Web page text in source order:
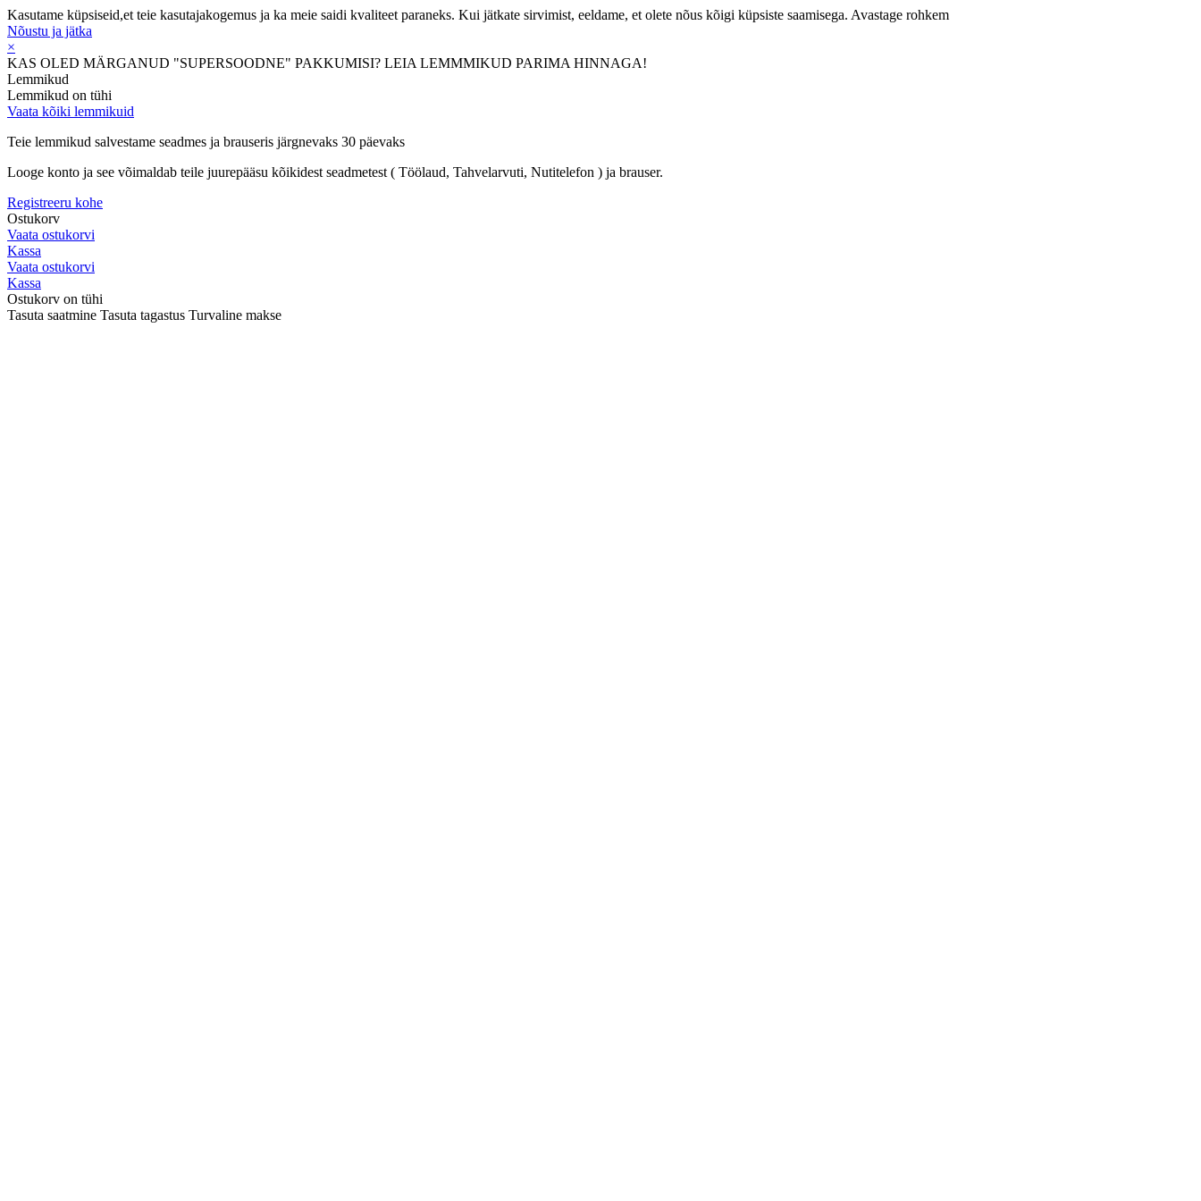
Kasutame küpsiseid,et teie kasutajakogemus ja ka meie saidi kvaliteet paraneks. Kui jätkate sirvimist, eeldame, et olete nõus kõigi küpsiste saamisega. Avastage rohkem
Nõustu ja jätka
×
KAS OLED MÄRGANUD "SUPERSOODNE" PAKKUMISI? LEIA LEMMMIKUD PARIMA HINNAGA!
Lemmikud
Lemmikud on tühi
Vaata kõiki lemmikuid
Teie lemmikud salvestame seadmes ja brauseris järgnevaks 30 päevaks
Looge konto ja see võimaldab teile juurepääsu kõikidest seadmetest ( Töölaud, Tahvelarvuti, Nutitelefon ) ja brauser.
Registreeru kohe
Ostukorv
Vaata ostukorvi
Kassa
Vaata ostukorvi
Kassa
Ostukorv on tühi
Tasuta saatmine Tasuta tagastus Turvaline makse